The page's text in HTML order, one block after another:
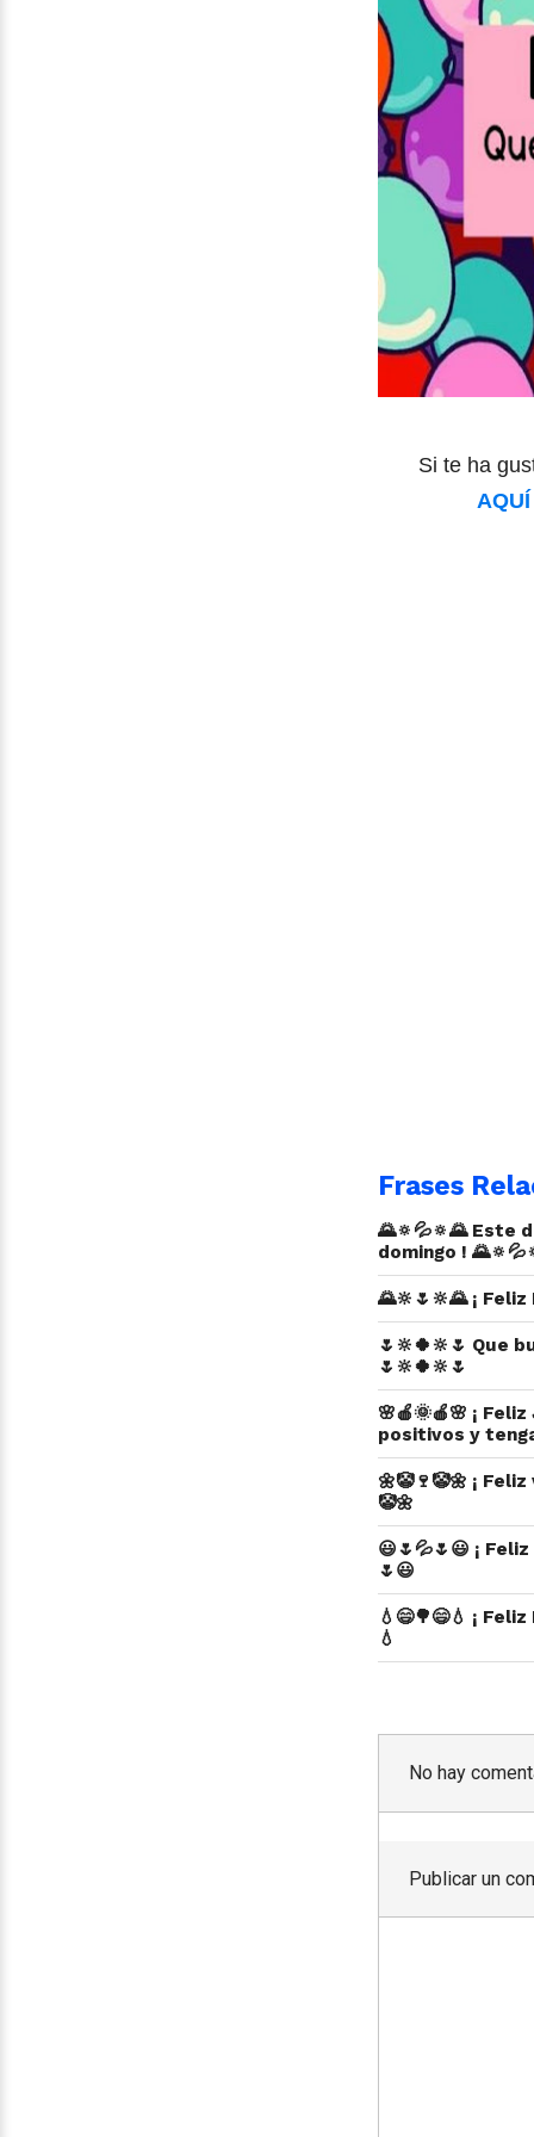
Si te ha
Frases
🌄🔅💦🔅🌄 Este
domingo !
🌄🔆🌷🔆🌄 ¡
🌷🔆🍀🔆🌷 Que
🌷🔆🍀🔆🌷
🌸🍎🌞🍎🌸 ¡
positivos y
🌼🤡🍷🤡🌼 ¡
🤡🌼
😃🌷💦🌷😃 ¡
🌷😃
💧😄🌳😄💧 ¡
💧
No hay
Publicar un